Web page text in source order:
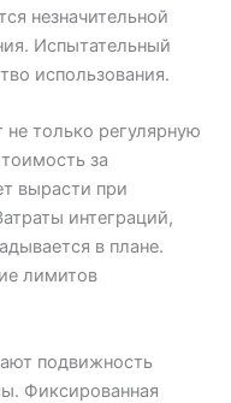
незначительной
Испытательный
использования.
только регулярную
за
вырасти при
интеграций,
в плане.
лимитов
подвижность
Фиксированная